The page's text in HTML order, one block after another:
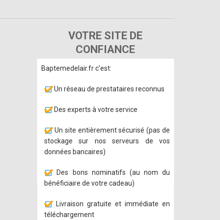
VOTRE SITE DE
CONFIANCE
Baptemedelair.fr c'est:
Un réseau de prestataires reconnus
Des experts à votre service
Un site entièrement sécurisé (pas de
stockage sur nos serveurs de vos
données bancaires)
Des bons nominatifs (au nom du
bénéficiaire de votre cadeau)
Livraison gratuite et immédiate en
téléchargement